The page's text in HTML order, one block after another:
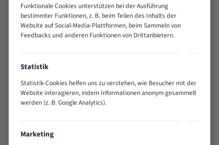
ab 7,59 €
Flexback Bandsägeblätter
Fleischereibandsägeblätter
Funktionale Cookies unterstützen bei der Ausführung
bestimmter Funktionen, z. B. beim Teilen des Inhalts der
Website auf Social-Media-Plattformen, beim Sammeln von
Feedbacks und anderen Funktionen von Drittanbietern.
Statistik
Statistik-Cookies helfen uns zu verstehen, wie Besucher mit der
Website interagieren, indem Informationen anonym gesammelt
werden (z. B. Google Analytics).
Marketing